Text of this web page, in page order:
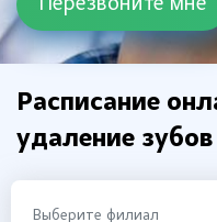
Расписание
удаление зубов
Выберите филиал